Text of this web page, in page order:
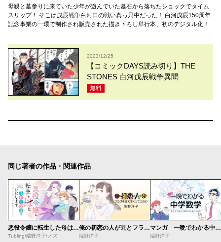
母親と墓参りに来ていた少年が遊んでいた墓石から落ちたショックでタイム
スリップ！ そこは戊辰戦争白河口の戦い真っ只中だった！ 白河戊辰150周年
記念事業の一環で制作され販売された描き下ろし単行本、初のデジタル化！
2023/12/25
【コミックDAYS読み切り】THE
STONES 白河戊辰戦争異聞
無料
同じ著者の作品・関連作品
悪役令嬢に転生した母は子育て改革をいたします ～結婚はうんざりなので王太子殿下は聖女様に差し上げますね～
Tubling/端野洋子/ノズ
俺の初恋の人が兄とフラグを立てまくってつらい
端野洋子
マンガ 一晩でわかる中学数学
端野洋子